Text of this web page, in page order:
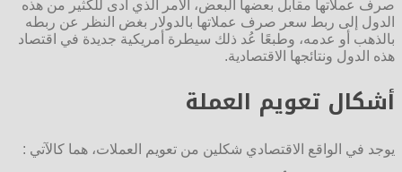
صرف عملاتها مقابل بعضها البعض، الأمر الذي أدى للكثير من هذه
الدول إلى ربط سعر صرف عملاتها بالدولار بغض النظر عن ربطه
بالذهب أو عدمه، وطبعًا عُد ذلك سيطرة أمريكية جديدة في اقتصاد
هذه الدول ونتائجها الاقتصادية.
أشكال تعويم العملة
يوجد في الواقع الاقتصادي شكلين من تعويم العملات، هما كالآتي :